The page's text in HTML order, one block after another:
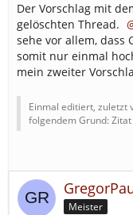
Zensur.
Wollen eure
kontrollieren und
Wie schon
die Realbauer
Grafiken vorstellt
Ich bin gegen den
Der Vorschlag mit
gelöschten Thread.
sehe vor allem, dass
somit nur einmal
mein zweiter
Einmal editiert, zuletzt
folgendem Grund:
Meister